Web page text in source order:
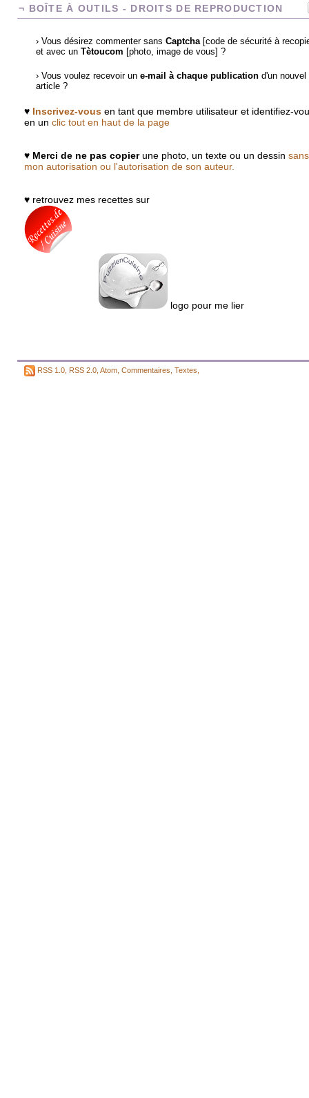
¬ BOÎTE À OUTILS - DROITS DE REPRODUCTION
› Vous désirez commenter sans Captcha [code de sécurité à
et avec un Tètoucom [photo, image de vous] ?
› Vous voulez recevoir un e-mail à chaque publication d'un nouvel
article ?
♥ Inscrivez-vous en tant que membre utilisateur et identifiez-
en un clic tout en haut de la page
♥ Merci de ne pas copierune photo, un texte ou un dessin sans
mon autorisation ou l'autorisation de son auteur.
♥ retrouvez mes recettes sur
logo pour me lier
RSS 1.0 RSS 2.0 Atom Commentaires Textes